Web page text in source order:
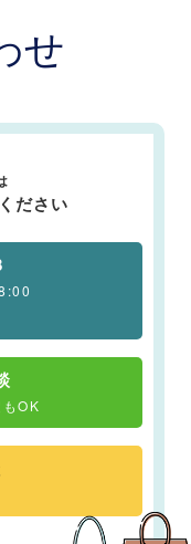
せ
ださい
OK